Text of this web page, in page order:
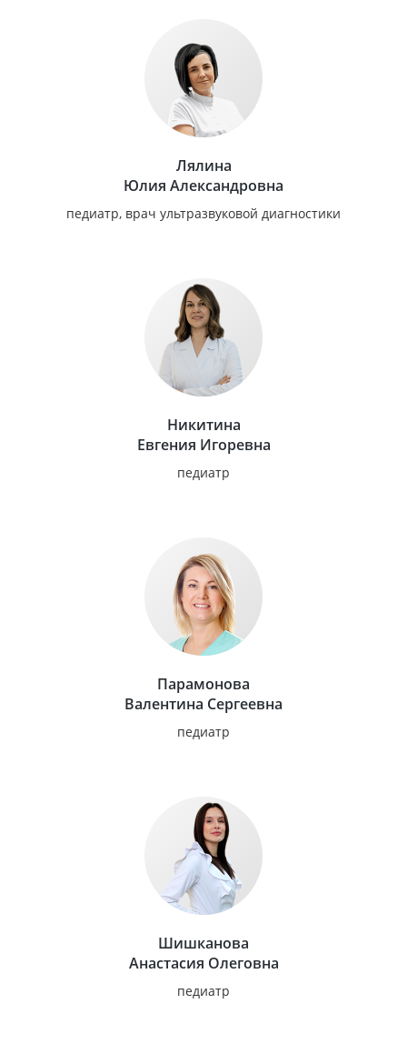
Лялина
Юлия Александровна
педиатр, врач ультразвуковой диагностики
Никитина
Евгения Игоревна
педиатр
Парамонова
Валентина Сергеевна
педиатр
Шишканова
Анастасия Олеговна
педиатр